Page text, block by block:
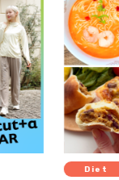
Diet